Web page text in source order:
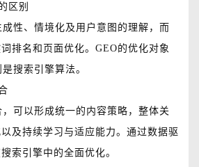
区别
性、情境化及用户意图的理解，而
排名和页面优化。GEO的优化对象
搜索引擎算法。
可以形成统一的内容策略，整体关
及持续学习与适应能力。通过数据驱
索引擎中的全面优化。